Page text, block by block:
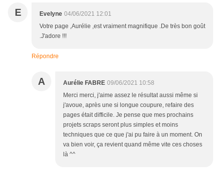
E Evelyne 04/06/2021 12:01
Votre page ,Aurélie ,est vraiment magnifique .De très bon goût
.J'adore !!!
Répondre
A Aurélie FABRE 09/06/2021 10:58
Merci merci, j'aime assez le résultat aussi même si
j'avoue, après une si longue coupure, refaire des
pages était difficile. Je pense que mes prochains
projets scraps seront plus simples et moins
techniques que ce que j'ai pu faire à un moment. On
va bien voir, ça revient quand même vite ces choses
là ^^